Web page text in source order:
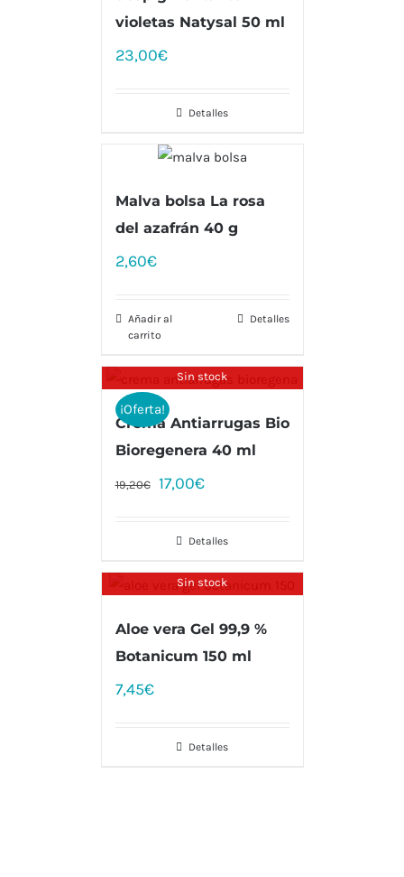
violetas Natysal 50 ml
23,00€
Detalles
Malva bolsa La rosa
del azafrán 40 g
2,60€
Añadir al
carrito
Detalles
¡Oferta!
Sin stock
Crema Antiarrugas Bio
Bioregenera 40 ml
19,20€ 17,00€
Detalles
Sin stock
Aloe vera Gel 99,9 %
Botanicum 150 ml
7,45€
Detalles